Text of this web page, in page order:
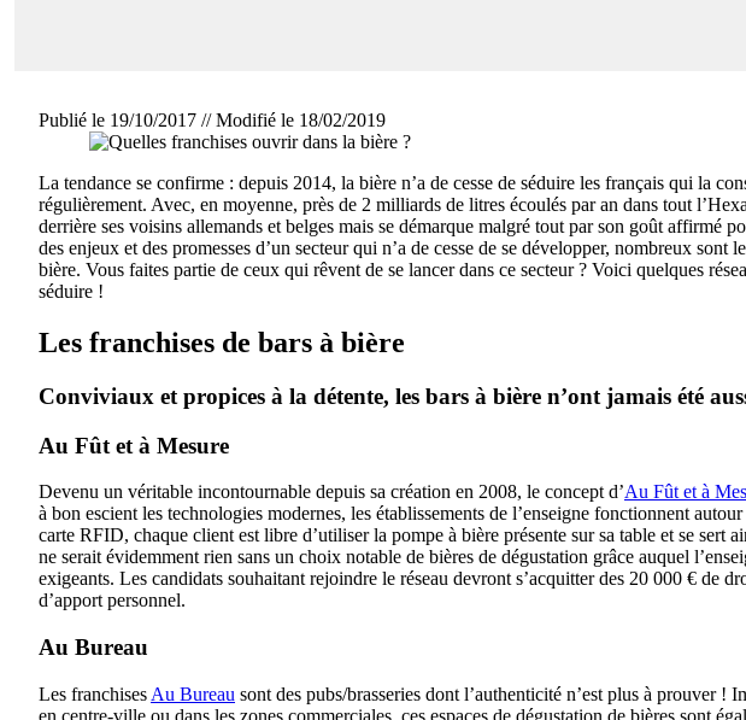
Publié le 19/10/2017 // Modifié le 18/02/2019
La tendance se confirme : depuis 2014, la bière n’a de cesse de séduire les français qui la
régulièrement. Avec, en moyenne, près de 2 milliards de litres écoulés par an dans tout
derrière ses voisins allemands et belges mais se démarque malgré tout par son goût affirmé
des enjeux et des promesses d’un secteur qui n’a de cesse de se développer, nombreux sont
bière. Vous faites partie de ceux qui rêvent de se lancer dans ce secteur ? Voici quelques
séduire !
Les franchises de bars à bière
Conviviaux et propices à la détente, les bars à bière n’ont jamais été
Au Fût et à Mesure
Devenu un véritable incontournable depuis sa création en 2008, le concept d’Au Fût et à
à bon escient les technologies modernes, les établissements de l’enseigne fonctionnent
carte RFID, chaque client est libre d’utiliser la pompe à bière présente sur sa table et se sert
ne serait évidemment rien sans un choix notable de bières de dégustation grâce auquel
exigeants. Les candidats souhaitant rejoindre le réseau devront s’acquitter des 20 000 € de
d’apport personnel.
Au Bureau
Les franchises Au Bureau sont des pubs/brasseries dont l’authenticité n’est plus à prouver !
en centre-ville ou dans les zones commerciales, ces espaces de dégustation de bières sont